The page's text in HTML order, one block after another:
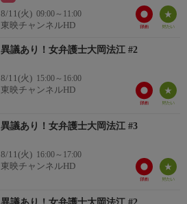
8/11(火) 09:00～11:00
東映チャンネルHD
異議あり！女弁護士大岡法江 #2
8/11(火) 15:00～16:00
東映チャンネルHD
異議あり！女弁護士大岡法江 #3
8/11(火) 16:00～17:00
東映チャンネルHD